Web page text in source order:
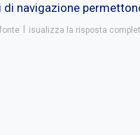
navigazione
isualizza la risposta